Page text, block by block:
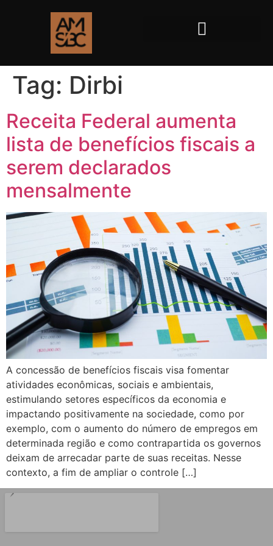
Tag: Dirbi
Receita Federal aumenta
lista de benefícios fiscais a
serem declarados
mensalmente
A concessão de benefícios fiscais visa fomentar
atividades econômicas, sociais e ambientais,
estimulando setores específicos da economia e
impactando positivamente na sociedade, como por
exemplo, com o aumento do número de empregos em
determinada região e como contrapartida os governos
deixam de arrecadar parte de suas receitas. Nesse
contexto, a fim de ampliar o controle […]